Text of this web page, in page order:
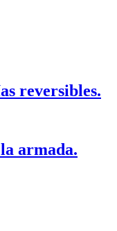
reversibles.
armada.